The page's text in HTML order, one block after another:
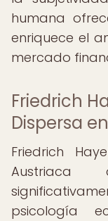
humana
enriquece el
mercado
Friedrich
Dispersa
Friedrich
Austriaca
psicología